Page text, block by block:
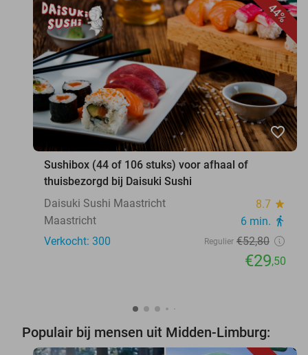
44%
favorite_border
Sushibox (44 of 106 stuks) voor afhaal of
thuisbezorgd bij Daisuki Sushi
Daisuki Sushi Maastricht
8.7 star
Maastricht 6 min. directions_walk
Verkocht: 300 Regulier €52,80
€29,50
Populair bij mensen uit Midden-Limburg: